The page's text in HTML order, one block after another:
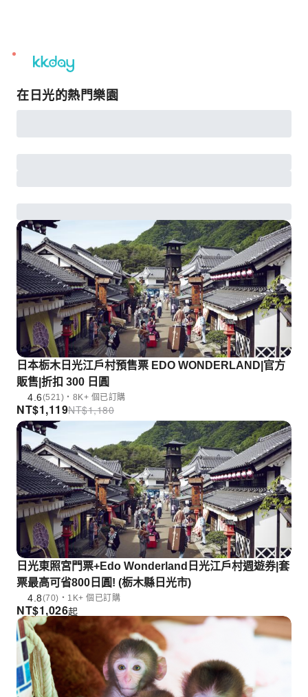
unread
notifications
在日光的熱門樂園
日本栃木日光江戶村預售票 EDO WONDERLAND|官方
販售|折扣 300 日圓
4.6(521)・8K+ 個已訂購
NT$1,119NT$1,180
日光東照宮門票+Edo Wonderland日光江戶村週遊券|套
票最高可省800日圓! (栃木縣日光市)
4.8(70)・1K+ 個已訂購
NT$1,026起